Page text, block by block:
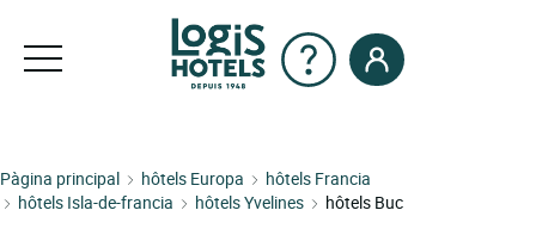
Pàgina principal hôtels Europa
hôtels Francia
hôtels Isla-de-francia
hôtels Yvelines hôtels Buc